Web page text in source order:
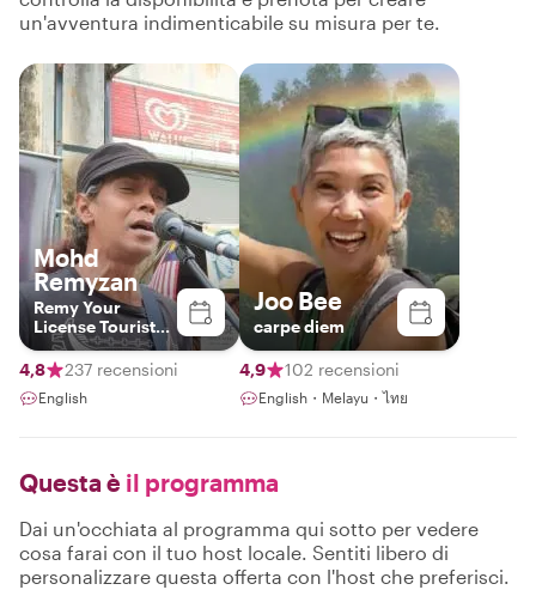
un'avventura indimenticabile su misura per te.
Mohd
Remyzan
Remy Your
License Tourist
Guide
4,8
237 recensioni
English
Joo Bee
carpe diem
4,9 102 recensioni
English・Melayu・ไทย
Questa è il programma
Dai un'occhiata al programma qui sotto per vedere
cosa farai con il tuo host locale. Sentiti libero di
personalizzare questa offerta con l'host che preferisci.